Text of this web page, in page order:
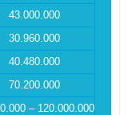
43.000.000
30.960.000
40.480.000
70.200.000
– 120.000.000